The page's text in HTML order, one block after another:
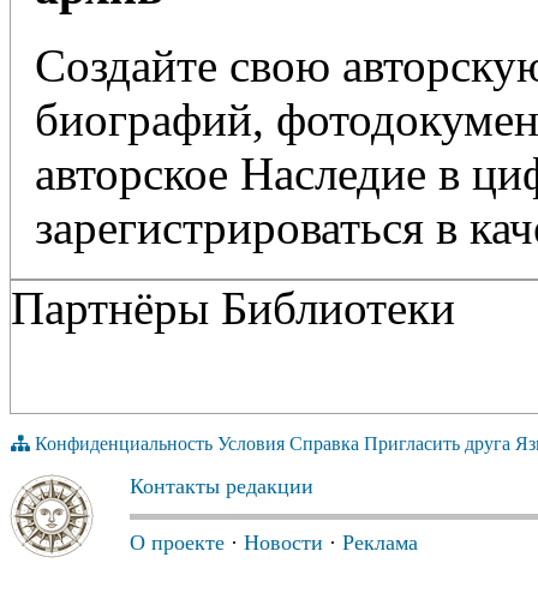
Создайте свою
биографий,
авторское Наследие в
зарегистрироваться в
Партнёры Библиотеки
Конфиденциальность Условия Справка Пригласить друга
Контакты редакции
О проекте · Новости · Реклама